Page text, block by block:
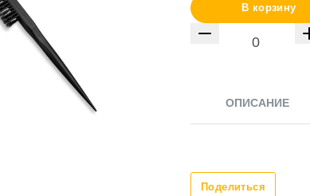
В корзину
ОПИСАНИЕ
Поделиться